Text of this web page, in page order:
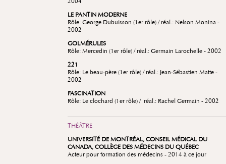
LE PANTIN MODERNE
Rôle: George Dubuisson (1er rôle) / réal.: Nelson Monina -
2002
GOLMÉRULES
Rôle: Mercedin (1er rôle) / réal.: Germain Larochelle - 2002
221
Rôle: Le beau-père (1er rôle) / réal.: Jean-Sébastien Matte -
2002
FASCINATION
Rôle: Le clochard (1er rôle) / réal.: Rachel Germain - 2002
THÉÂTRE
UNIVERSITÉ DE MONTRÉAL, CONSEIL MÉDICAL DU
CANADA, COLLÈGE DES MÉDECINS DU QUÉBEC
Acteur pour formation des médecins - 2014 à ce jour